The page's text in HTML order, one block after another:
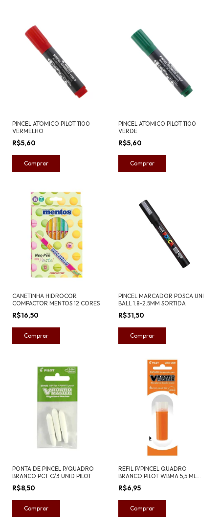
PINCEL ATOMICO PILOT 1100
VERMELHO
R$5,60
PINCEL ATOMICO PILOT 1100
VERDE
R$5,60
CANETINHA HIDROCOR
COMPACTOR MENTOS 12 CORES
R$16,50
PINCEL MARCADOR POSCA UNI
BALL 1.8-2.5MM SORTIDA
R$31,50
Comprar
PONTA DE PINCEL P/QUADRO
BRANCO PCT C/3 UNID PILOT
R$8,50
REFIL P/PINCEL QUADRO
BRANCO PILOT WBMA 5,5 ML
LARANJA
R$6,95